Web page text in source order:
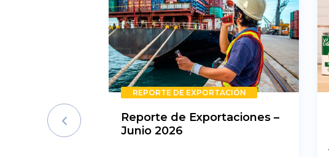
REPORTE DE EXPORTACIÓN
Reporte de Exportaciones –
Junio 2026